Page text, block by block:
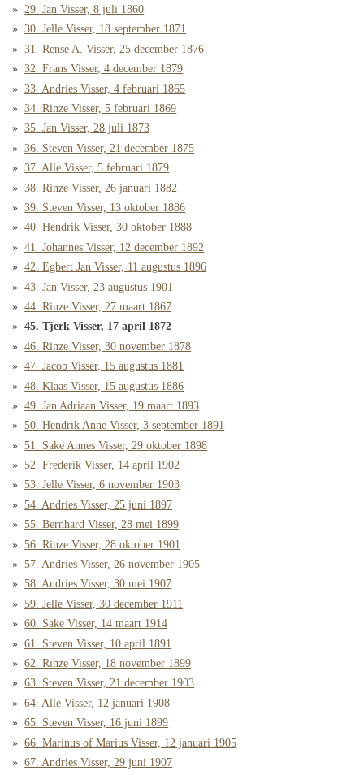
29. Jan Visser, 8 juli 1860
30. Jelle Visser, 18 september 1871
31. Rense A. Visser, 25 december 1876
32. Frans Visser, 4 december 1879
33. Andries Visser, 4 februari 1865
34. Rinze Visser, 5 februari 1869
35. Jan Visser, 28 juli 1873
36. Steven Visser, 21 december 1875
37. Alle Visser, 5 februari 1879
38. Rinze Visser, 26 januari 1882
39. Steven Visser, 13 oktober 1886
40. Hendrik Visser, 30 oktober 1888
41. Johannes Visser, 12 december 1892
42. Egbert Jan Visser, 11 augustus 1896
43. Jan Visser, 23 augustus 1901
44. Rinze Visser, 27 maart 1867
45. Tjerk Visser, 17 april 1872
46. Rinze Visser, 30 november 1878
47. Jacob Visser, 15 augustus 1881
48. Klaas Visser, 15 augustus 1886
49. Jan Adriaan Visser, 19 maart 1893
50. Hendrik Anne Visser, 3 september 1891
51. Sake Annes Visser, 29 oktober 1898
52. Frederik Visser, 14 april 1902
53. Jelle Visser, 6 november 1903
54. Andries Visser, 25 juni 1897
55. Bernhard Visser, 28 mei 1899
56. Rinze Visser, 28 oktober 1901
57. Andries Visser, 26 november 1905
58. Andries Visser, 30 mei 1907
59. Jelle Visser, 30 december 1911
60. Sake Visser, 14 maart 1914
61. Steven Visser, 10 april 1891
62. Rinze Visser, 18 november 1899
63. Steven Visser, 21 december 1903
64. Alle Visser, 12 januari 1908
65. Steven Visser, 16 juni 1899
66. Marinus of Marius Visser, 12 januari 1905
67. Andries Visser, 29 juni 1907